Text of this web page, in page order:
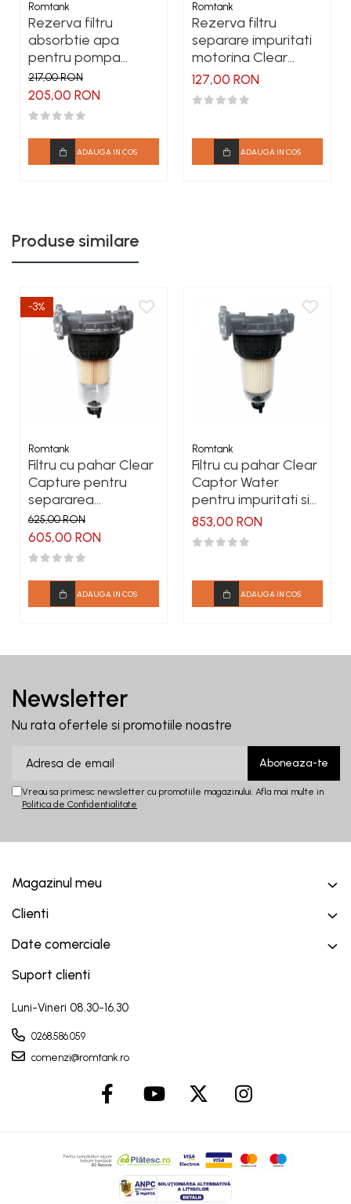
Romtank
Rezerva filtru
absorbtie apa
pentru pompa
motorina CFD 70-30
217,00 RON
205,00 RON
ADAUGA IN COS
Romtank
Rezerva filtru
separare impuritati
motorina Clear
Captor
127,00 RON
ADAUGA IN COS
Produse similare
-3%
Romtank
Filtru cu pahar Clear
Capture pentru
separarea
impuritatilor din
motorina
625,00 RON
605,00 RON
ADAUGA IN COS
Romtank
Filtru cu pahar Clear
Captor Water
pentru impuritati si
absorbtie apa din
motorina
853,00 RON
ADAUGA IN COS
Newsletter
Nu rata ofertele si promotiile noastre
Vreau sa primesc newsletter cu promotiile magazinului. Afla mai multe in
Politica de Confidentialitate
Magazinul meu
Clienti
Date comerciale
Suport clienti
Luni-Vineri 08.30-16.30
0268.586.059
comenzi@romtank.ro